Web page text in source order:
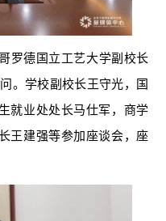
罗德国立工艺大学副校长
。学校副校长王守光，国
就业处处长马仕军，商学
王建强等参加座谈会，座